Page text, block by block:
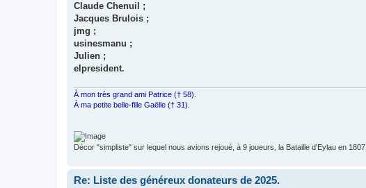
Claude Chenuil ;
Jacques Brulois ;
jmg ;
usinesmanu ;
Julien ;
elpresident.
À mon très grand ami Patrice († 58).
À ma petite belle-fille Gaëlle († 31).
Décor "simpliste" sur lequel nous avions rejoué, à 9 joueurs, la Bataille d'Eylau en 1807.
Re: Liste des généreux donateurs de 2025.